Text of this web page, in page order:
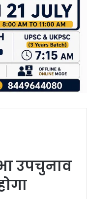
उपचुनाव